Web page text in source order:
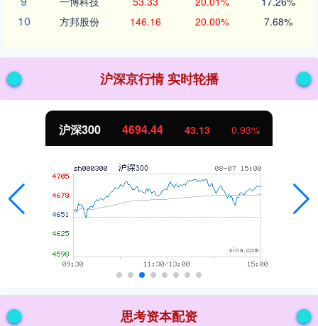
10 方邦股份 146.16 20.00% 7.68%
沪深京行情 实时轮播
沪深300 4694.44 43.13 0.93%
思考资本配资